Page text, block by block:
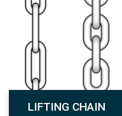
LIFTING CHAIN